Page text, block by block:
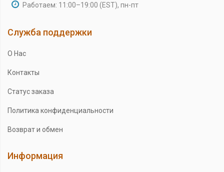
Работаем: 11:00–19:00 (EST), пн-пт
Служба поддержки
О Нас
Контакты
Статус заказа
Политика конфиденциальности
Возврат и обмен
Информация